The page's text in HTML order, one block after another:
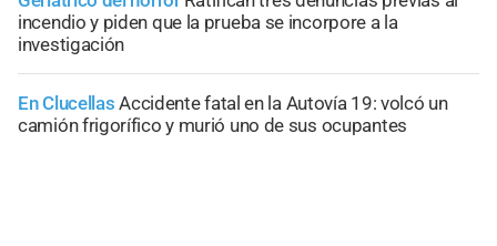
incendio y piden que la prueba se incorpore a la
investigación
En Clucellas Accidente fatal en la Autovía 19: volcó un
camión frigorífico y murió uno de sus ocupantes